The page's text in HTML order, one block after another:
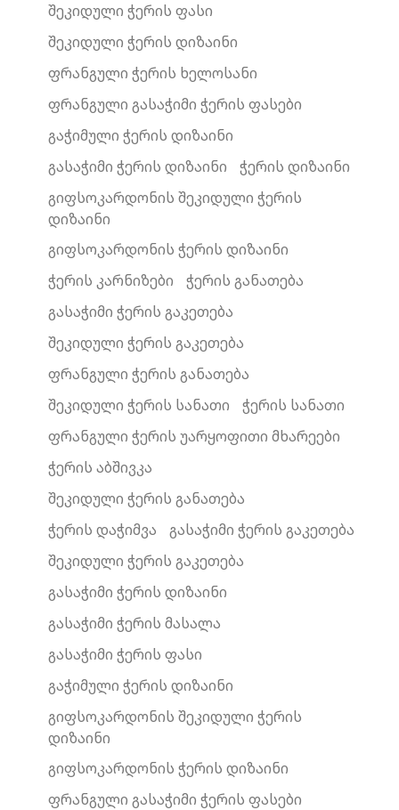
შეკიდული ჭერის ფასი
შეკიდული ჭერის დიზაინი
ფრანგული ჭერის ხელოსანი
ფრანგული გასაჭიმი ჭერის ფასები
გაჭიმული ჭერის დიზაინი
გასაჭიმი ჭერის დიზაინი
ჭერის დიზაინი
გიფსოკარდონის შეკიდული ჭერის
დიზაინი
გიფსოკარდონის ჭერის დიზაინი
ჭერის კარნიზები
ჭერის განათება
გასაჭიმი ჭერის გაკეთება
შეკიდული ჭერის გაკეთება
ფრანგული ჭერის განათება
შეკიდული ჭერის სანათი
ჭერის სანათი
ფრანგული ჭერის უარყოფითი მხარეები
ჭერის აბშივკა
შეკიდული ჭერის განათება
ჭერის დაჭიმვა
გასაჭიმი ჭერის გაკეთება
შეკიდული ჭერის გაკეთება
გასაჭიმი ჭერის დიზაინი
გასაჭიმი ჭერის მასალა
გასაჭიმი ჭერის ფასი
გაჭიმული ჭერის დიზაინი
გიფსოკარდონის შეკიდული ჭერის
დიზაინი
გიფსოკარდონის ჭერის დიზაინი
ფრანგული გასაჭიმი ჭერის ფასები